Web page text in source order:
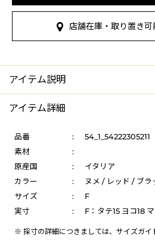
店舗在庫・取り置き可
アイテム説明
アイテム詳細
品番 :
54_1_54222305211
素材
:
原産国
:
イタリア
カラー
:
ヌメ / レッド / ブラ
サイズ
:
F
実寸
: F：タテ15 ヨコ18
※ 採寸の詳細につきましては、 サイズガイ